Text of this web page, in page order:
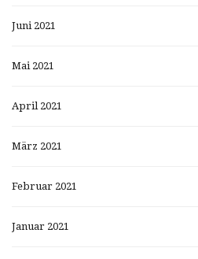
Juni 2021
Mai 2021
April 2021
März 2021
Februar 2021
Januar 2021